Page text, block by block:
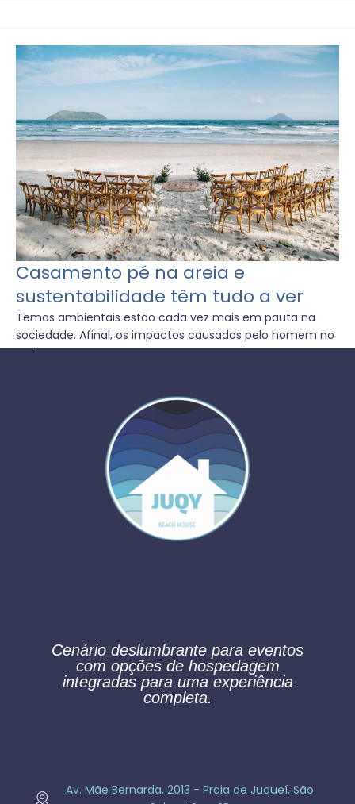
Casamento pé na areia e
sustentabilidade têm tudo a ver
Temas ambientais estão cada vez mais em pauta na
sociedade. Afinal, os impactos causados pelo homem no
meio am...
1 2
Cenário deslumbrante para eventos
com opções de hospedagem
integradas para uma experiência
completa.
Av. Mãe Bernarda, 2013​ - Praia de Juqueí, São